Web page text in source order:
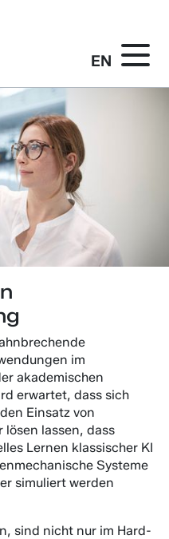
EN
im
akademischen
erwartet, dass sich
Einsatz von
lassen, dass
Lernen klassischer KI
Systeme
simuliert werden
sind nicht nur im Hard-